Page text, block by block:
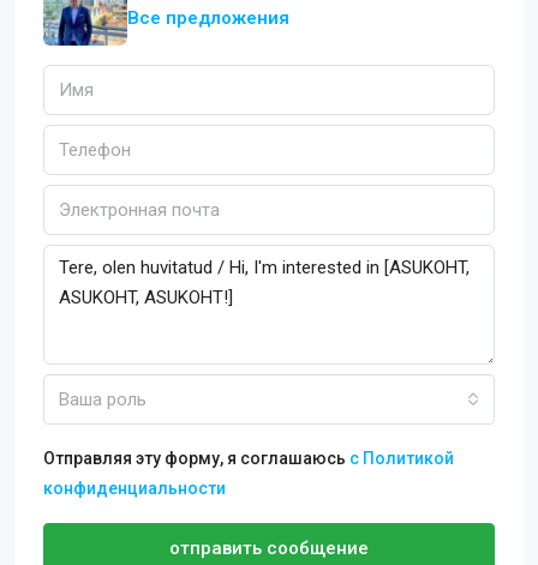
Все предложения
Ваша роль
Отправляя эту форму, я соглашаюсь с Политикой
конфиденциальности
отправить сообщение